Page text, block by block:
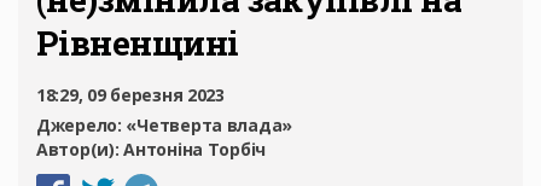
Рівненщині
18:29, 09 березня 2023
Джерело: «Четверта влада»
Автор(и):Антоніна Торбіч